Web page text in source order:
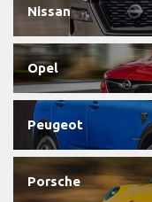
Nissan
Opel
Peugeot
Porsche